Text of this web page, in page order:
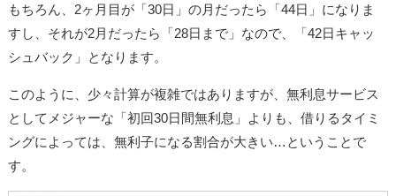
もちろん、2ヶ月目が「30日」の月だったら「44日」になりま
すし、それが2月だったら「28日まで」なので、「42日キャッ
シュバック」となります。
このように、少々計算が複雑ではありますが、無利息サービス
としてメジャーな「初回30日間無利息」よりも、借りるタイミ
ングによっては、無利子になる割合が大きい…ということで
す。